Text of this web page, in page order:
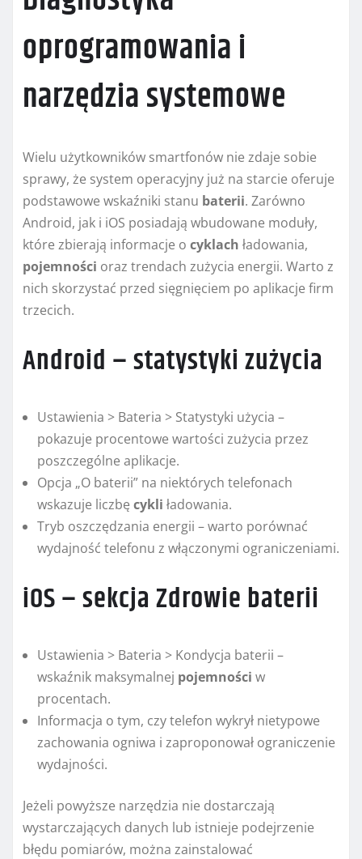
oprogramowania i
narzędzia systemowe
Wielu użytkowników smartfonów nie zdaje sobie
sprawy, że system operacyjny już na starcie oferuje
podstawowe wskaźniki stanu baterii. Zarówno
Android, jak i iOS posiadają wbudowane moduły,
które zbierają informacje o cyklach ładowania,
pojemności oraz trendach zużycia energii. Warto z
nich skorzystać przed sięgnięciem po aplikacje firm
trzecich.
Android – statystyki zużycia
Ustawienia > Bateria > Statystyki użycia –
pokazuje procentowe wartości zużycia przez
poszczególne aplikacje.
Opcja „O baterii” na niektórych telefonach
wskazuje liczbę cykli ładowania.
Tryb oszczędzania energii – warto porównać
wydajność telefonu z włączonymi ograniczeniami.
iOS – sekcja Zdrowie baterii
Ustawienia > Bateria > Kondycja baterii –
wskaźnik maksymalnej pojemności w
procentach.
Informacja o tym, czy telefon wykrył nietypowe
zachowania ogniwa i zaproponował ograniczenie
wydajności.
Jeżeli powyższe narzędzia nie dostarczają
wystarczających danych lub istnieje podejrzenie
błędu pomiarów, można zainstalować